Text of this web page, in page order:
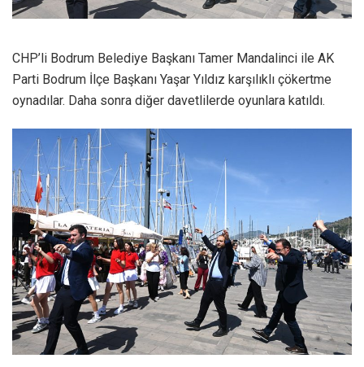
CHP’li Bodrum Belediye Başkanı Tamer Mandalinci ile AK
Parti Bodrum İlçe Başkanı Yaşar Yıldız karşılıklı çökertme
oynadılar. Daha sonra diğer davetlilerde oyunlara katıldı.